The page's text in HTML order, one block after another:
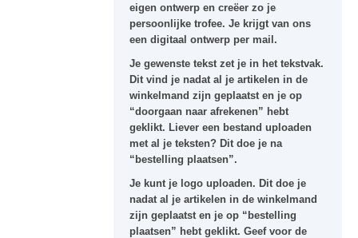
eigen ontwerp en creëer zo je
persoonlijke trofee. Je krijgt van ons
een digitaal ontwerp per mail.
Je gewenste tekst zet je in het tekstvak.
Dit vind je nadat al je artikelen in de
winkelmand zijn geplaatst en je op
“doorgaan naar afrekenen” hebt
geklikt. Liever een bestand uploaden
met al je teksten? Dit doe je na
“bestelling plaatsen”.
Je kunt je logo uploaden. Dit doe je
nadat al je artikelen in de winkelmand
zijn geplaatst en je op “bestelling
plaatsen” hebt geklikt. Geef voor de